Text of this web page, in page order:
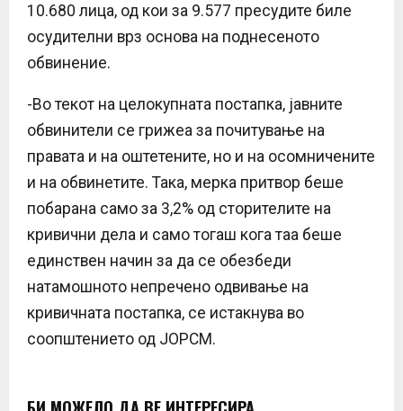
10.680 лица, од кои за 9.577 пресудите биле
осудителни врз основа на поднесеното
обвинение.
-Во текот на целокупната постапка, јавните
обвинители се грижеа за почитување на
правата и на оштетените, но и на осомничените
и на обвинетите. Така, мерка притвор беше
побарана само за 3,2% од сторителите на
кривични дела и само тогаш кога таа беше
единствен начин за да се обезбеди
натамошното непречено одвивање на
кривичната постапка, се истакнува во
соопштението од ЈОРСМ.